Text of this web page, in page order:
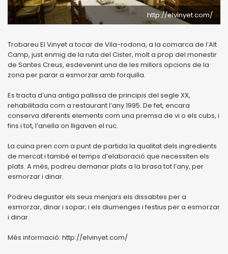
http://elvinyet.com/
Trobareu El Vinyet a tocar de Vila-rodona, a la comarca de l’Alt
Camp, just enmig de la ruta del Cister, molt a prop del monestir
de Santes Creus, esdevenint una de les millors opcions de la
zona per parar a esmorzar amb forquilla.
Es tracta d’una antiga pallissa de principis del segle XX,
rehabilitada com a restaurant l’any 1995. De fet, encara
conserva diferents elements com una premsa de vi o els cubs, i
fins i tot, l’anella on lligaven el ruc.
La cuina pren com a punt de partida la qualitat dels ingredients
de mercat i també el temps d’elaboració que necessiten els
plats. A més, podreu demanar plats a la brasa tot l’any, per
esmorzar i dinar.
Podreu degustar els seus menjars els dissabtes per a
esmorzar, dinar i sopar; i els diumenges i festius per a esmorzar
i dinar.
Més informació: http://elvinyet.com/